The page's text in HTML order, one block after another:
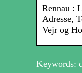
Rennau :
Adresse,
Vejr og
Keywords: